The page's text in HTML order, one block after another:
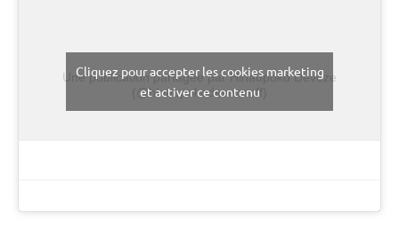
Une publication partagée par Hinaupoko Devèze
(@hinaupokodevezeoff)
Cliquez pour accepter les cookies marketing
et activer ce contenu